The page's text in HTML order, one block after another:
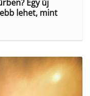
Egy új
lehet, mint